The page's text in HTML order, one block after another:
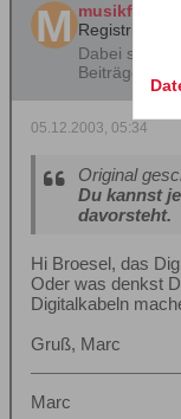
musikfan
Registrierter
Dabei seit:
Beiträge:
05.12.2003, 05:34
Original
Du kannst
davorsteht.
Hi Broesel, das
Oder was denkst
Digitalkabeln
Gruß, Marc
Marc